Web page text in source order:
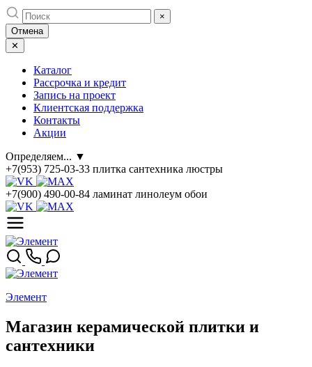
Skip
to
content
×
Отмена
✕
Каталог
Рассрочка и кредит
Запись на проект
Клиентская поддержка
Контакты
Акции
Определяем... ▼
+7(953) 725-03-33 плитка сантехника люстры
+7(900) 490-00-84 ламинат линолеум обои
Элемент
Магазин керамической плитки и
сантехники